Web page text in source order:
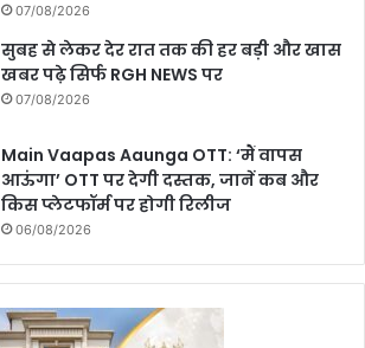
07/08/2026
सुबह से लेकर देर रात तक की हर बड़ी और खास
खबर पढ़े सिर्फ RGH NEWS पर
07/08/2026
Main Vaapas Aaunga OTT: ‘मैं वापस
आऊंगा’ OTT पर देगी दस्तक, जानें कब और
किस प्लेटफॉर्म पर होगी रिलीज
06/08/2026